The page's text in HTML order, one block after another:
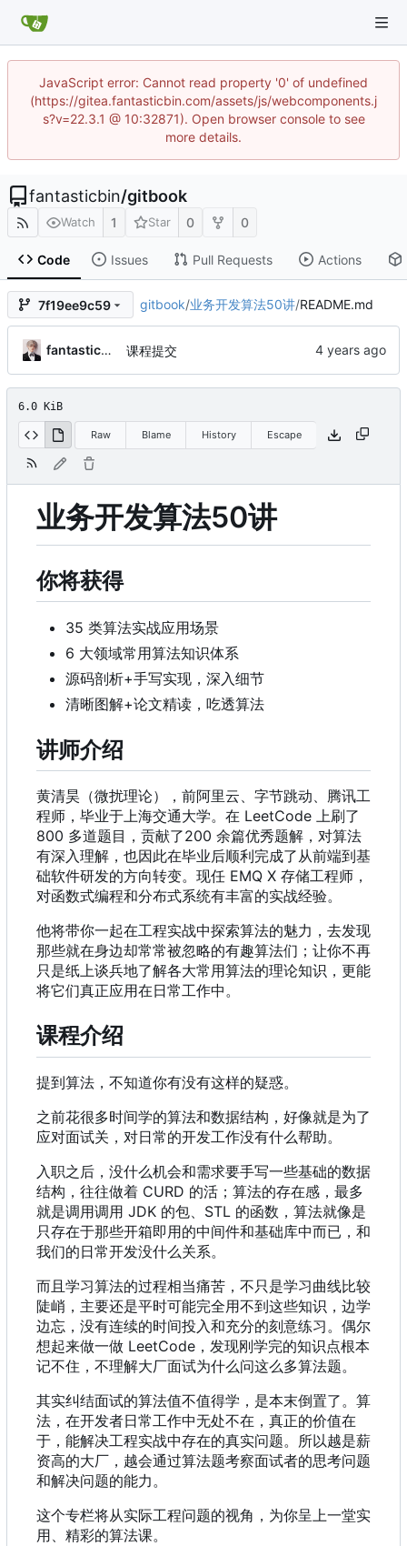
JavaScript error: Cannot read property '0' of undefined
(https://gitea.fantasticbin.com/assets/js/webcomponents.j
s?v=22.3.1 @ 10:32871). Open browser console to see
more details.
fantasticbin/gitbook
Watch 1 Star 0 0
Code Issues Pull Requests Actions
7f19ee9c59 gitbook/业务开发算法50讲/README.md
fantasticbin 课程提交
6.0 KiB
Raw Blame History Escape
业务开发算法50讲
你将获得
35 类算法实战应用场景
6 大领域常用算法知识体系
源码剖析+手写实现，深入细节
清晰图解+论文精读，吃透算法
讲师介绍
黄清昊（微扰理论），前阿里云、字节跳动、腾讯工
程师，毕业于上海交通大学。在 LeetCode 上刷了
800 多道题目 ， 贡献了200 余篇优秀题解，对算法
有深入理解，也因此在毕业后顺利完成了从前端到基
础软件研发的方向转变。现任 EMQ X 存储工程师，
对函数式编程和分布式系统有丰富的实战经验。
他将带你一起在工程实战中探索算法的魅力，去发现
那些就在身边却常常被忽略的有趣算法们；让你不再
只是纸上谈兵地了解各大常用算法的理论知识，更能
将它们真正应用在日常工作中。
课程介绍
提到算法，不知道你有没有这样的疑惑。
之前花很多时间学的算法和数据结构，好像就是为了
应对面试关，对日常的开发工作没有什么帮助。
入职之后，没什么机会和需求要手写一些基础的数据
结构，往往做着 CURD 的活；算法的存在感，最多
就是调用调用 JDK 的包、STL 的函数，算法就像是
只存在于那些开箱即用的中间件和基础库中而已，和
我们的日常开发没什么关系。
而且学习算法的过程相当痛苦，不只是学习曲线比较
陡峭，主要还是平时可能完全用不到这些知识，边学
边忘，没有连续的时间投入和充分的刻意练习。偶尔
想起来做一做 LeetCode ， 发现刚学完的知识点根本
记不住 ， 不理解大厂面试为什么问这么多算法题。
其实纠结面试的算法值不值得学，是本末倒置了。算
法，在开发者日常工作中无处不在，真正的价值在
于，能解决工程实战中存在的真实问题。所以越是薪
资高的大厂，越会通过算法题考察面试者的思考问题
和解决问题的能力。
这个专栏将从实际工程问题的视角，为你呈上一堂实
用、精彩的算法课。